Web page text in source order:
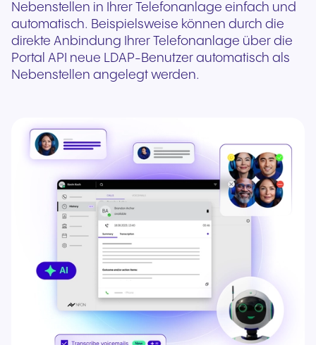
Nebenstellen in Ihrer Telefonanlage einfach und
automatisch. Beispielsweise können durch die
direkte Anbindung Ihrer Telefonanlage über die
Portal API neue LDAP-Benutzer automatisch als
Nebenstellen angelegt werden.